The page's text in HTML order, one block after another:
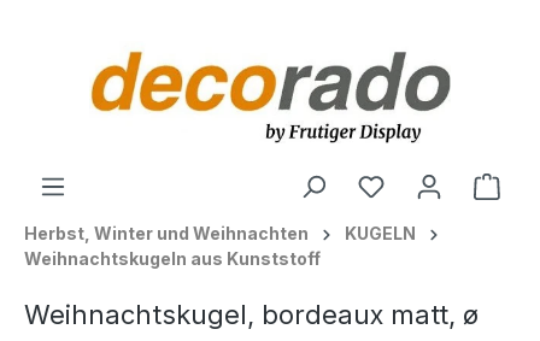
Herbst, Winter und Weihnachten
KUGELN
Weihnachtskugeln aus Kunststoff
Weihnachtskugel, bordeaux matt, ø